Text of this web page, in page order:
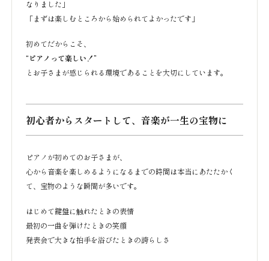
なりました」
「まずは楽しむところから始められてよかったです」
初めてだからこそ、
“ピアノって楽しい！”
とお子さまが感じられる環境であることを大切にしています。
初心者からスタートして、音楽が一生の宝物に
ピアノが初めてのお子さまが、
心から音楽を楽しめるようになるまでの時間は本当にあたたかく
て、宝物のような瞬間が多いです。
はじめて鍵盤に触れたときの表情
最初の一曲を弾けたときの笑顔
発表会で大きな拍手を浴びたときの誇らしさ